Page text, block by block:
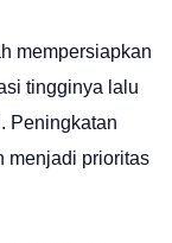
mempersiapkan
tingginya lalu
Peningkatan
menjadi prioritas